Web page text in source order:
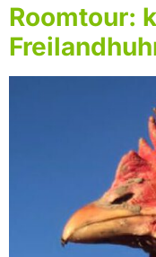
Roomtour: